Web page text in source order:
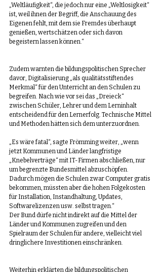
„Weltläufigkeit“, die jedoch nur eine „Weltlosigkeit“
ist, weil ihnen der Begriff, die Anschauung des
Eigenen fehlt, mit dem sie Fremdes überhaupt
genießen, wertschätzen oder sich davon
begeistern lassen können.“
Zudem warnten die bildungspolitischen Sprecher
davor, Digitalisierung „als qualitätsstiftendes
Merkmal“ für den Unterricht an den Schulen zu
begreifen. Nach wie vor sei das „Dreieck“
zwischen Schüler, Lehrer und dem Lerninhalt
entscheidend für den Lernerfolg. Technische Mittel
und Methoden hätten sich dem unterzuordnen.
„Es wäre fatal“, sagte Frömming weiter, „wenn
jetzt Kommunen und Länder langfristige
„Knebelverträge“ mit IT-Firmen abschließen, nur
um begrenzte Bundesmittel abzuschöpfen.
Dadurch mögen die Schulen zwar Computer gratis
bekommen, müssten aber die hohen Folgekosten
für Installation, Instandhaltung, Updates,
Softwarelizenzen usw. selbst tragen.“
Der Bund dürfe nicht indirekt auf die Mittel der
Länder und Kommunen zugreifen und den
Spielraum der Schulen für andere, vielleicht viel
dringlichere Investitionen einschränken.
Weiterhin erklärten die bildungspolitischen